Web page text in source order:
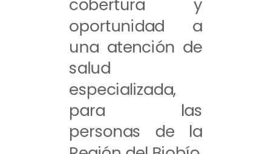
cobertura y
oportunidad a
una atención de
salud
especializada,
para las
personas de la